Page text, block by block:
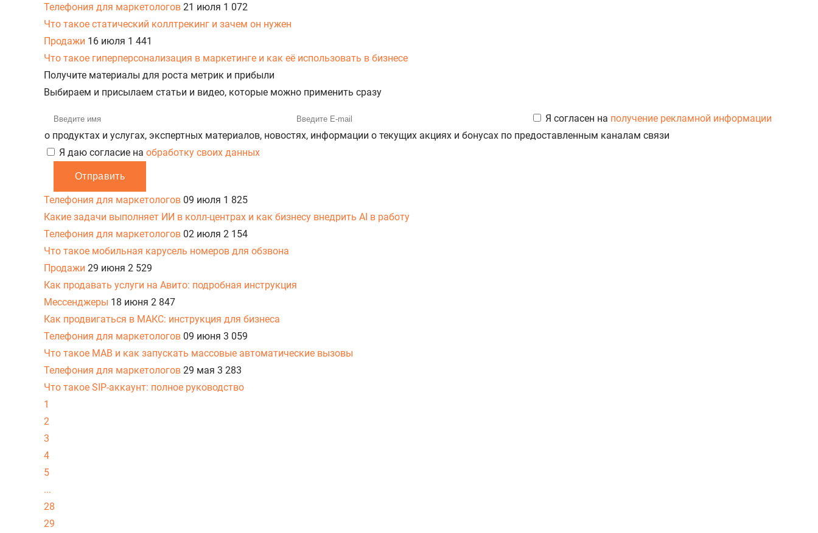
Телефония для маркетологов 21 июля 1 072
Что такое статический коллтрекинг и зачем он нужен
Продажи 16 июля 1 441
Что такое гиперперсонализация в маркетинге и как её использовать в бизнесе
Получите материалы для роста метрик и прибыли
Выбираем и присылаем статьи и видео, которые можно применить сразу
Я согласен на получение рекламной информации
о продуктах и услугах, экспертных материалов, новостях, информации о текущих акциях и бонусах по предоставленным каналам связи
Я даю согласие на обработку своих данных
Отправить
Телефония для маркетологов 09 июля 1 825
Какие задачи выполняет ИИ в колл-центрах и как бизнесу внедрить AI в работу
Телефония для маркетологов 02 июля 2 154
Что такое мобильная карусель номеров для обзвона
Продажи 29 июня 2 529
Как продавать услуги на Авито: подробная инструкция
Мессенджеры 18 июня 2 847
Как продвигаться в МАКС: инструкция для бизнеса
Телефония для маркетологов 09 июня 3 059
Что такое МАВ и как запускать массовые автоматические вызовы
Телефония для маркетологов 29 мая 3 283
Что такое SIP-аккаунт: полное руководство
1
2
3
4
5
...
28
29